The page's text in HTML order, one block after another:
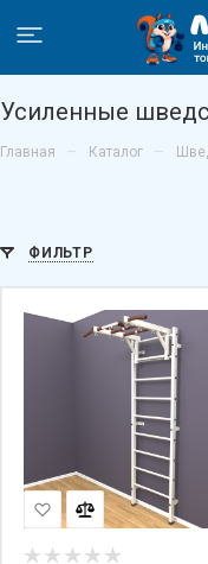
Усиленные
Главная – Каталог –
ФИЛЬТР